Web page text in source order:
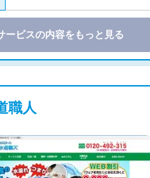
ービスの内容をもっと見る
職人